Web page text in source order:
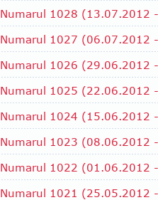
Numarul 1028 (13.07.2012
Numarul 1027 (06.07.2012
Numarul 1026 (29.06.2012
Numarul 1025 (22.06.2012
Numarul 1024 (15.06.2012
Numarul 1023 (08.06.2012
Numarul 1022 (01.06.2012
Numarul 1021 (25.05.2012